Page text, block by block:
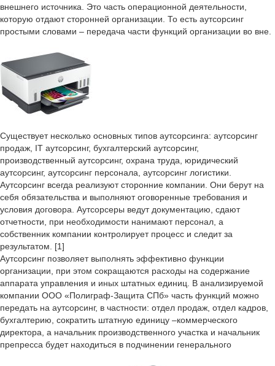
внешнего источника. Это часть операционной деятельности,
которую отдают сторонней организации. То есть аутсорсинг
простыми словами – передача части функций организации во вне.
Существует несколько основных типов аутсорсинга: аутсорсинг
продаж, IT аутсорсинг, бухгалтерский аутсорсинг,
производственный аутсорсинг, охрана труда, юридический
аутсорсинг, аутсорсинг персонала, аутсорсинг логистики.
Аутсорсинг всегда реализуют сторонние компании. Они берут на
себя обязательства и выполняют оговоренные требования и
условия договора. Аутсорсеры ведут документацию, сдают
отчетности, при необходимости нанимают персонал, а
собственник компании контролирует процесс и следит за
результатом. [1]
Аутсорсинг позволяет выполнять эффективно функции
организации, при этом сокращаются расходы на содержание
аппарата управления и иных штатных единиц. В анализируемой
компании ООО «Полиграф-Защита СПб» часть функций можно
передать на аутсорсинг, в частности: отдел продаж, отдел кадров,
бухгалтерию, сократить штатную единицу –коммерческого
директора, а начальник производственного участка и начальник
препресса будет находиться в подчинении генерального